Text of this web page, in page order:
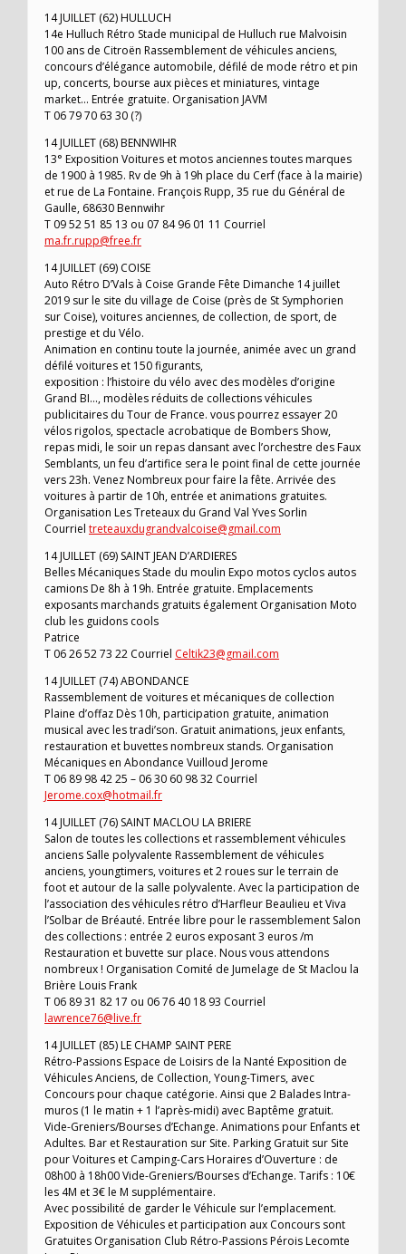
14 JUILLET (62) HULLUCH
14e Hulluch Rétro Stade municipal de Hulluch rue Malvoisin
100 ans de Citroën Rassemblement de véhicules anciens,
concours d’élégance automobile, défilé de mode rétro et pin
up, concerts, bourse aux pièces et miniatures, vintage
market… Entrée gratuite. Organisation JAVM
T 06 79 70 63 30 (?)
14 JUILLET (68) BENNWIHR
13° Exposition Voitures et motos anciennes toutes marques
de 1900 à 1985. Rv de 9h à 19h place du Cerf (face à la mairie)
et rue de La Fontaine. François Rupp, 35 rue du Général de
Gaulle, 68630 Bennwihr
T 09 52 51 85 13 ou 07 84 96 01 11 Courriel
ma.fr.rupp@free.fr
14 JUILLET (69) COISE
Auto Rétro D’Vals à Coise Grande Fête Dimanche 14 juillet
2019 sur le site du village de Coise (près de St Symphorien
sur Coise), voitures anciennes, de collection, de sport, de
prestige et du Vélo.
Animation en continu toute la journée, animée avec un grand
défilé voitures et 150 figurants,
exposition : l’histoire du vélo avec des modèles d’origine
Grand BI…, modèles réduits de collections véhicules
publicitaires du Tour de France. vous pourrez essayer 20
vélos rigolos, spectacle acrobatique de Bombers Show,
repas midi, le soir un repas dansant avec l’orchestre des Faux
Semblants, un feu d’artifice sera le point final de cette journée
vers 23h. Venez Nombreux pour faire la fête. Arrivée des
voitures à partir de 10h, entrée et animations gratuites.
Organisation Les Treteaux du Grand Val Yves Sorlin
Courriel treteauxdugrandvalcoise@gmail.com
14 JUILLET (69) SAINT JEAN D’ARDIERES
Belles Mécaniques Stade du moulin Expo motos cyclos autos
camions De 8h à 19h. Entrée gratuite. Emplacements
exposants marchands gratuits également Organisation Moto
club les guidons cools
Patrice
T 06 26 52 73 22 Courriel Celtik23@gmail.com
14 JUILLET (74) ABONDANCE
Rassemblement de voitures et mécaniques de collection
Plaine d’offaz Dès 10h, participation gratuite, animation
musical avec les tradi’son. Gratuit animations, jeux enfants,
restauration et buvettes nombreux stands. Organisation
Mécaniques en Abondance Vuilloud Jerome
T 06 89 98 42 25 – 06 30 60 98 32 Courriel
Jerome.cox@hotmail.fr
14 JUILLET (76) SAINT MACLOU LA BRIERE
Salon de toutes les collections et rassemblement véhicules
anciens Salle polyvalente Rassemblement de véhicules
anciens, youngtimers, voitures et 2 roues sur le terrain de
foot et autour de la salle polyvalente. Avec la participation de
l’association des véhicules rétro d’Harfleur Beaulieu et Viva
l’Solbar de Bréauté. Entrée libre pour le rassemblement Salon
des collections : entrée 2 euros exposant 3 euros /m
Restauration et buvette sur place. Nous vous attendons
nombreux ! Organisation Comité de Jumelage de St Maclou la
Brière Louis Frank
T 06 89 31 82 17 ou 06 76 40 18 93 Courriel
lawrence76@live.fr
14 JUILLET (85) LE CHAMP SAINT PERE
Rétro-Passions Espace de Loisirs de la Nanté Exposition de
Véhicules Anciens, de Collection, Young-Timers, avec
Concours pour chaque catégorie. Ainsi que 2 Balades Intra-
muros (1 le matin + 1 l’après-midi) avec Baptême gratuit.
Vide-Greniers/Bourses d’Echange. Animations pour Enfants et
Adultes. Bar et Restauration sur Site. Parking Gratuit sur Site
pour Voitures et Camping-Cars Horaires d’Ouverture : de
08h00 à 18h00 Vide-Greniers/Bourses d’Echange. Tarifs : 10€
les 4M et 3€ le M supplémentaire.
Avec possibilité de garder le Véhicule sur l’emplacement.
Exposition de Véhicules et participation aux Concours sont
Gratuites Organisation Club Rétro-Passions Pérois Lecomte